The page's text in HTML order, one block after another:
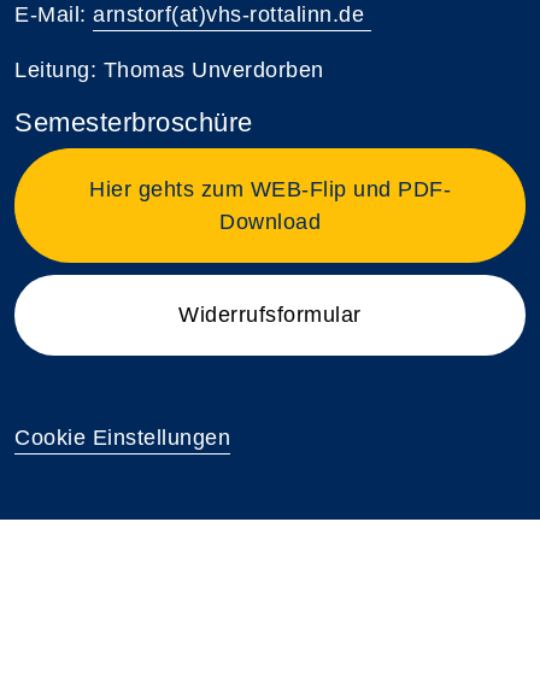
E-Mail: arnstorf(at)vhs-rottalinn.de
Leitung: Thomas Unverdorben
Semesterbroschüre
Hier gehts zum WEB-Flip und PDF-
Download
Widerrufsformular
Cookie Einstellungen